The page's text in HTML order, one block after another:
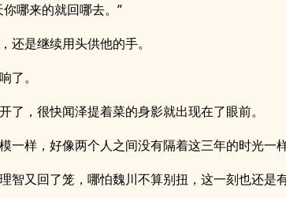
哪来的就回哪去。”
还是继续用头供他的手。
了。
了，很快闻泽提着菜的身影就出现在了眼前。
一样，好像两个人之间没有隔着这三年的时光一样
智又回了笼，哪怕魏川不算别扭，这一刻也还是